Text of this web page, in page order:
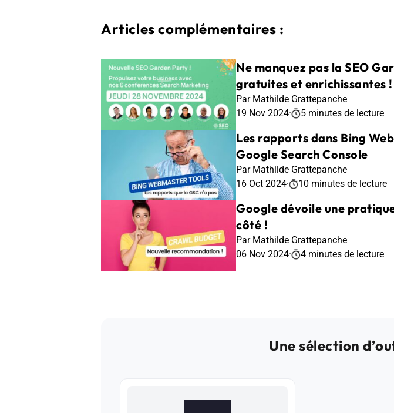
Articles complémentaires :
Ne manquez pas la SEO
gratuites et enrichissantes !
Par Mathilde Grattepanche
19 Nov 2024· 5 minutes de lecture
Les rapports dans Bing
Google Search Console
Par Mathilde Grattepanche
16 Oct 2024· 10 minutes de lecture
Google dévoile une
côté !
Par Mathilde Grattepanche
06 Nov 2024· 4 minutes de lecture
Une sélection